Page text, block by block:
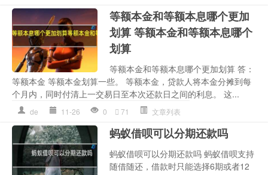
等额本金和等额本息哪个更加
划算 等额本金和等额本息哪个
划算
等额本金和等额本息哪个更加划算 答：
等额本金 等额本金划算一些。 等额本金，贷款人将本金分摊到每
个月内，同时付清上一交易日至本次还款日之间的利息。 这...
de 11-26 0 71 文章列表
蚂蚁借呗可以分期还款吗
蚂蚁借呗可以分期还款吗 蚂蚁借呗支持
随借随还，借款时只能选择6期或者12